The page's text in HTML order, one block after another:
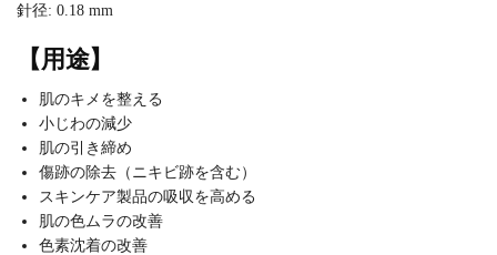
針径: 0.18 mm
【用途】
肌のキメを整える
小じわの減少
肌の引き締め
傷跡の除去（ニキビ跡を含む）
スキンケア製品の吸収を高める
肌の色ムラの改善
色素沈着の改善